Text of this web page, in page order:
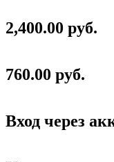
2,400.00 руб.
760.00 руб.
Вход через